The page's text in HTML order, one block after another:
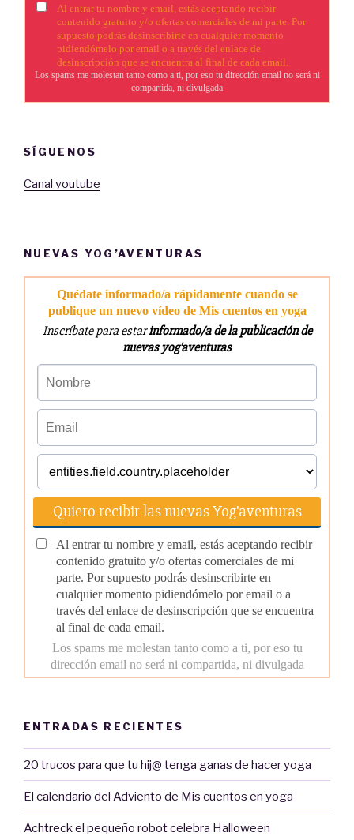
SÍGUENOS
Canal youtube
NUEVAS YOG’AVENTURAS
ENTRADAS RECIENTES
20 trucos para que tu hij@ tenga ganas de hacer yoga
El calendario del Adviento de Mis cuentos en yoga
Achtreck el pequeño robot celebra Halloween